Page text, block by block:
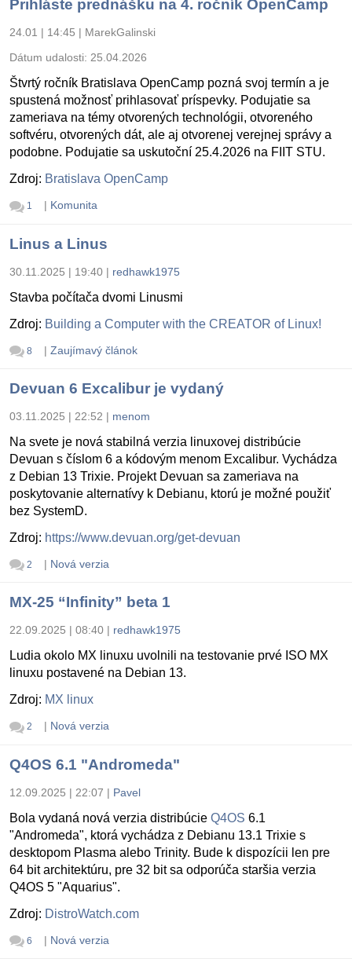
Prihláste prednášku na 4. ročník OpenCamp
24.01 | 14:45 | MarekGalinski
Dátum udalosti: 25.04.2026
Štvrtý ročník Bratislava OpenCamp pozná svoj termín a je
spustená možnosť prihlasovať príspevky. Podujatie sa
zameriava na témy otvorených technológii, otvoreného
softvéru, otvorených dát, ale aj otvorenej verejnej správy a
podobne. Podujatie sa uskutoční 25.4.2026 na FIIT STU.
Zdroj: Bratislava OpenCamp
1 | Komunita
Linus a Linus
30.11.2025 | 19:40 | redhawk1975
Stavba počítača dvomi Linusmi
Zdroj: Building a Computer with the CREATOR of Linux!
8 | Zaujímavý článok
Devuan 6 Excalibur je vydaný
03.11.2025 | 22:52 | menom
Na svete je nová stabilná verzia linuxovej distribúcie
Devuan s číslom 6 a kódovým menom Excalibur. Vychádza
z Debian 13 Trixie. Projekt Devuan sa zameriava na
poskytovanie alternatívy k Debianu, ktorú je možné použiť
bez SystemD.
Zdroj: https://www.devuan.org/get-devuan
2 | Nová verzia
MX-25 “Infinity” beta 1
22.09.2025 | 08:40 | redhawk1975
Ludia okolo MX linuxu uvolnili na testovanie prvé ISO MX
linuxu postavené na Debian 13.
Zdroj: MX linux
2 | Nová verzia
Q4OS 6.1 "Andromeda"
12.09.2025 | 22:07 | Pavel
Bola vydaná nová verzia distribúcie Q4OS 6.1
"Andromeda", ktorá vychádza z Debianu 13.1 Trixie s
desktopom Plasma alebo Trinity. Bude k dispozícii len pre
64 bit architektúru, pre 32 bit sa odporúča staršia verzia
Q4OS 5 "Aquarius".
Zdroj: DistroWatch.com
6 | Nová verzia